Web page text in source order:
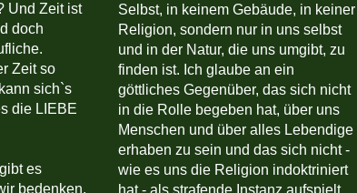
Und Zeit ist
doch
Zeit so
sich`s
die LIEBE
gibt es
bedenken,
Selbst, in keinem Gebäude, in keiner
Religion, sondern nur in uns selbst
und in der Natur, die uns umgibt, zu
finden ist. Ich glaube an ein
göttliches Gegenüber, das sich nicht
in die Rolle begeben hat, über uns
Menschen und über alles Lebendige
erhaben zu sein und das sich nicht -
wie es uns die Religion indoktriniert
hat - als strafende Instanz aufspielt.